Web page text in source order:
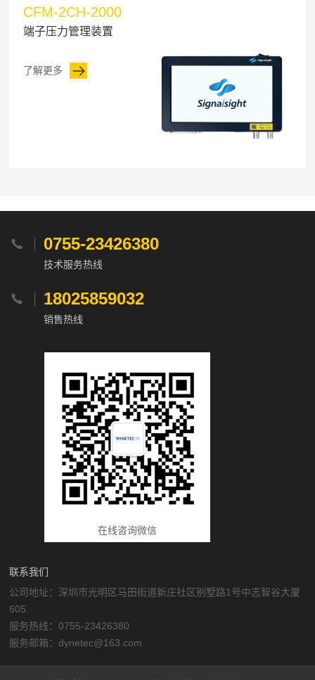
CFM-2CH-2000
端子压力管理装置
了解更多
 0755-23426380
技术服务热线
 18025859032
销售热线
在线咨询微信
联系我们
公司地址：深圳市光明区马田街道新庄社区别墅路1号中志智谷大厦
605
服务热线：0755-23426380
服务邮箱：dynetec@163.com